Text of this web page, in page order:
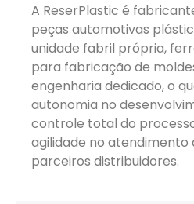
A ReserPlastic é
peças automotivas
unidade fabril própria,
para fabricação de
engenharia dedicado, o
autonomia no
controle total do
agilidade no atendimento
parceiros distribuidores.